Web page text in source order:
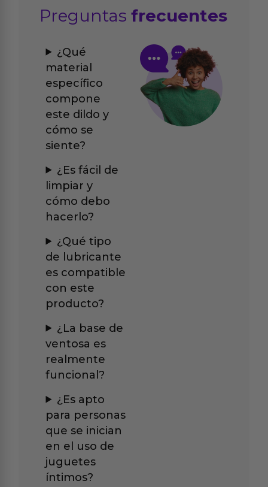
Preguntasfrecuentes
¿Qué
material
específico
compone
este dildo y
cómo se
siente?
¿Es fácil de
limpiar y
cómo debo
hacerlo?
¿Qué tipo
de lubricante
es compatible
con este
producto?
¿La base de
ventosa es
realmente
funcional?
¿Es apto
para personas
que se inician
en el uso de
juguetes
íntimos?